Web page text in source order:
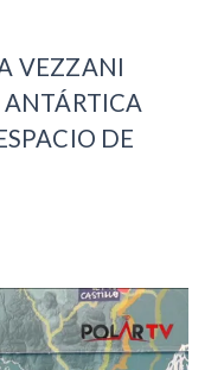
VEZZANI
ANTÁRTICA
DE